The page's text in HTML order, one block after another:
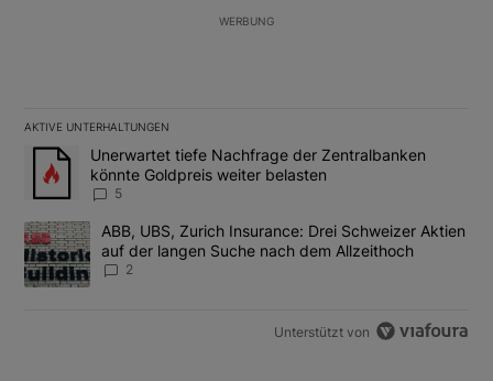
WERBUNG
AKTIVE UNTERHALTUNGEN
Das Folgende ist eine Liste der am meisten kommentierten
Ein Trendartikel mit dem Titel "Unerwartet tiefe Nachfrage der
Unerwartet tiefe Nachfrage der Zentralbanken
könnte Goldpreis weiter belasten
5
Ein Trendartikel mit dem Titel "ABB, UBS, Zurich Insurance:
ABB, UBS, Zurich Insurance: Drei Schweizer Aktien
auf der langen Suche nach dem Allzeithoch
2
Unterstützt von